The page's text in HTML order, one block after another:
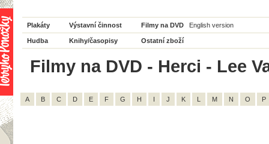
Plakáty Výstavní činnost Filmy na DVD English version
Hudba Knihy/časopisy Ostatní zboží
Filmy na DVD - Herci - Lee
A B C D E F G H I J K L M N O P